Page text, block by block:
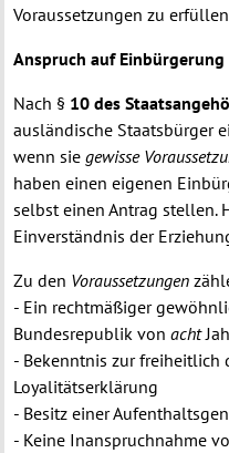
Voraussetzungen zu
Anspruch auf Einbürgerung
Nach § 10 des
ausländische Staatsbürger
wenn siegewisse
haben einen eigenen
selbst einen Antrag stellen.
Einverständnis der
Zu den Voraussetzungen
- Ein rechtmäßiger
Bundesrepublik vonacht
- Bekenntnis zur freiheitlich
Loyalitätserklärung
- Besitz einer
- Keine Inanspruchnahme